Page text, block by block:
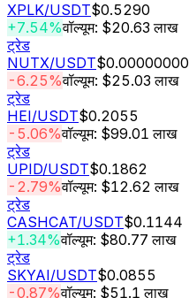
XPLK/USDT$0.5290
+7.54%वॉल्यूम: $20.63 लाख
ट्रेड
NUTX/USDT$0.00000000
-6.25%वॉल्यूम: $25.03 लाख
ट्रेड
HEI/USDT$0.2055
-5.06%वॉल्यूम: $99.01 लाख
ट्रेड
UPID/USDT$0.1862
-2.79%वॉल्यूम: $12.62 लाख
ट्रेड
CASHCAT/USDT$0.1144
+1.34%वॉल्यूम: $80.77 लाख
ट्रेड
SKYAI/USDT$0.0855
-0.87%वॉल्यूम: $51.1 लाख